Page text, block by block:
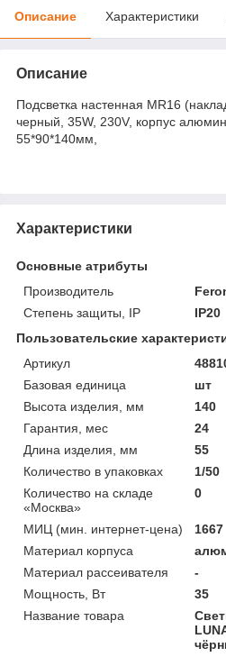
Описание Характеристики
Описание
Подсветка настенная MR16
черный, 35W, 230V, корпус
55*90*140мм,
Характеристики
Основные атрибуты
Производитель
Степень защиты, IP
IP20
Пользовательские
Артикул
Базовая единица
шт
Высота изделия, мм
140
Гарантия, мес
24
Длина изделия, мм
55
Количество в упаковках
1/50
Количество на складе
«Москва»
0
МИЦ (мин. интернет-цена)
1667
Материал корпуса
Материал рассеивателя
-
Мощность, Вт
35
Название товара